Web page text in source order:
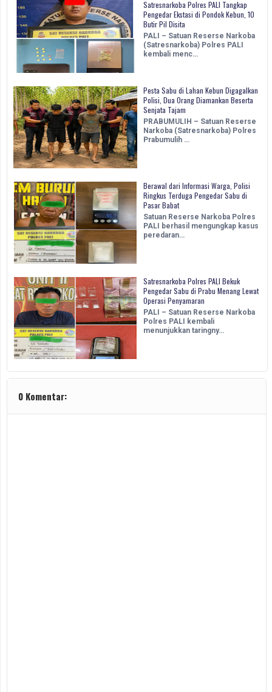
Satresnarkoba Polres PALI Tangkap
Pengedar Ekstasi di Pondok Kebun, 10
Butir Pil Disita
PALI – Satuan Reserse Narkoba
(Satresnarkoba) Polres PALI
kembali menc…
Pesta Sabu di Lahan Kebun Digagalkan
Polisi, Dua Orang Diamankan Beserta
Senjata Tajam
PRABUMULIH – Satuan Reserse
Narkoba (Satresnarkoba) Polres
Prabumulih …
Berawal dari Informasi Warga, Polisi
Ringkus Terduga Pengedar Sabu di
Pasar Babat
Satuan Reserse Narkoba Polres
PALI berhasil mengungkap kasus
peredaran…
Satresnarkoba Polres PALI Bekuk
Pengedar Sabu di Prabu Menang Lewat
Operasi Penyamaran
PALI – Satuan Reserse Narkoba
Polres PALI kembali
menunjukkan taringny…
0 Komentar: